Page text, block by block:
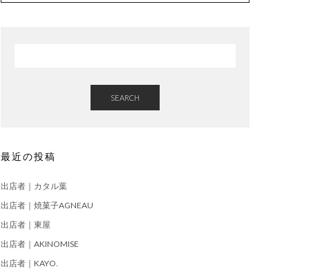
SEARCH
最近の投稿
出店者｜カタル葉
出店者｜焼菓子AGNEAU
出店者｜東屋
出店者｜AKINOMISE
出店者｜KAYO.